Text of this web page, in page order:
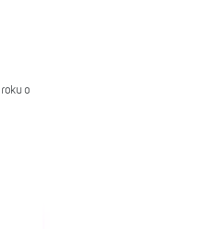
roku o